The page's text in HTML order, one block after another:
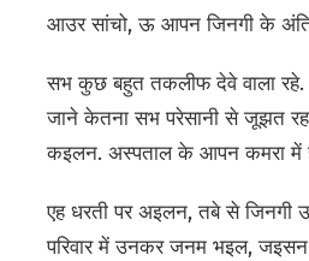
आउर सांचो, ऊ आपन जिनगी के
सभ कुछ बहुत तकलीफ देवे वाला
जाने केतना सभ परेसानी से जूझत
कइलन. अस्पताल के आपन कमरा में
एह धरती पर अइलन, तबे से जिनगी
परिवार में उनकर जनम भइल, जइसन